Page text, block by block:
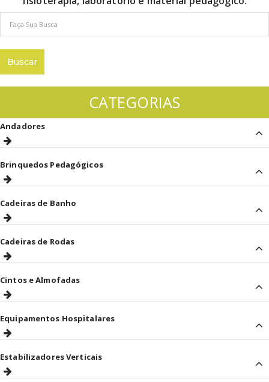
CATEGORIAS
Andadores
Brinquedos Pedagógicos
Cadeiras de Banho
Cadeiras de Rodas
Cintos e Almofadas
Equipamentos Hospitalares
Estabilizadores Verticais